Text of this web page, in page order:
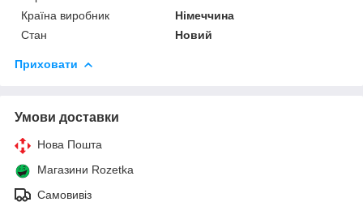
Країна виробник
Німеччина
Стан
Новий
Приховати
Умови доставки
Нова Пошта
Магазини Rozetka
Самовивіз